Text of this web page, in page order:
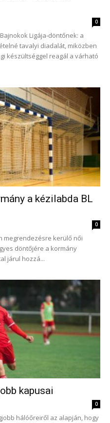
0
Ligája‑döntőnek: a
tavalyi diadalát, miközben
készültséggel reagál a várható
a kézilabda BL
0
megrendezésre kerülő női
döntőjére a kormány
járul hozzá...
kapusai
0
hálóőreiről az alapján, hogy